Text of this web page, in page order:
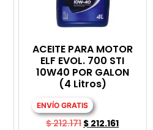
ACEITE PARA MOTOR
ELF EVOL. 700 STI
10W40 POR GALON
(4 Litros)
ENVÍO GRATIS
$212.171$ 212.161